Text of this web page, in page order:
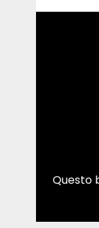
Questo